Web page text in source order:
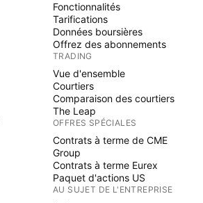
Fonctionnalités
Tarifications
Données boursières
Offrez des abonnements
TRADING
Vue d'ensemble
Courtiers
Comparaison des courtiers
The Leap
OFFRES SPÉCIALES
Contrats à terme de CME
Group
Contrats à terme Eurex
Paquet d'actions US
AU SUJET DE L'ENTREPRISE